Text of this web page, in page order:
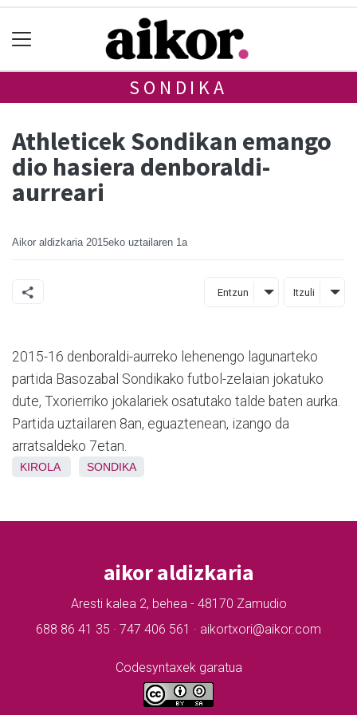
SONDIKA
Athleticek Sondikan emango
dio hasiera denboraldi-
aurreari
Aikor aldizkaria 2015eko uztailaren 1a
Entzun Itzuli
2015-16 denboraldi-aurreko lehenengo lagunarteko
partida Basozabal Sondikako futbol-zelaian jokatuko
dute, Txorierriko jokalariek osatutako talde baten aurka.
Partida uztailaren 8an, eguaztenean, izango da
arratsaldeko 7etan.
KIROLA SONDIKA
aikor aldizkaria
Aresti kalea 2, behea - 48170 Zamudio
688 86 41 35 · 747 406 561 · aikortxori@aikor.com
Codesyntaxek garatua